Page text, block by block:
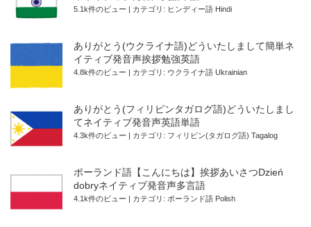
5.1k件のビュー カテゴリ: ヒンディー語 Hindi
ありがとう(ウクライナ語)どういたしまして簡単ネ
イティブ発音声挨拶勉強英語
4.8k件のビュー カテゴリ: ウクライナ語 Ukrainian
ありがとう(フィリピンタガログ語)どういたしまし
てネイティブ発音声英語単語
4.3k件のビュー カテゴリ: フィリピン(タガログ語) Tagalog
ポーランド語【こんにちは】挨拶あいさつDzień
dobryネイティブ発音声多言語
4.1k件のビュー カテゴリ: ポーランド語 Polish